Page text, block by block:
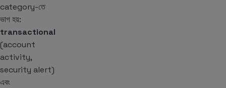
category-তে
ভাগ হয়:
transactional
(account
activity,
security alert)
এবং